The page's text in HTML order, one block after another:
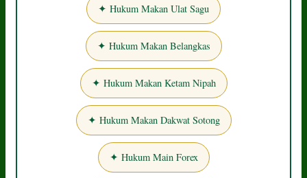
✦ Hukum Makan Ulat Sagu
✦ Hukum Makan Belangkas
✦ Hukum Makan Ketam Nipah
✦ Hukum Makan Dakwat Sotong
✦ Hukum Main Forex